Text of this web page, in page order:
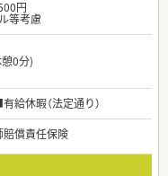
円
等考慮
憩0分)
休暇（法定通り）
賠償責任保険